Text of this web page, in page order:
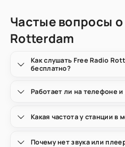
Частые вопросы о
Rotterdam
Как слушать Free Radio
бесплатно?
Работает ли на телефоне
Какая частота у станции в
Почему нет звука или